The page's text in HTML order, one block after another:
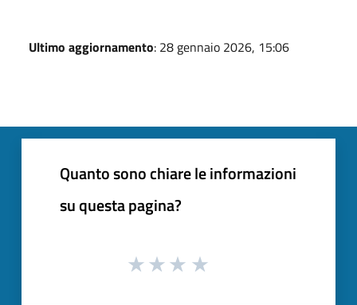
Ultimo aggiornamento: 28 gennaio 2026, 15:06
Quanto sono chiare le informazioni
su questa pagina?